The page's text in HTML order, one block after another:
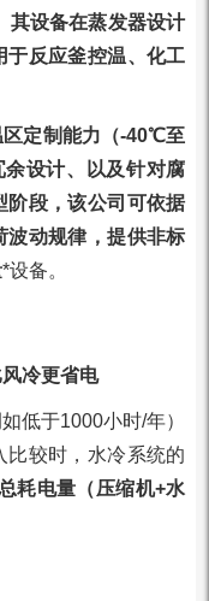
其设备在蒸发器设计
于反应釜控温、化工
区定制能力（-40℃至
设计、以及针对腐
阶段，该公司可依据
波动规律，提供非标
*设备。
冷更省电
低于1000小时/年）
比较时，水冷系统的
耗电量（压缩机+水